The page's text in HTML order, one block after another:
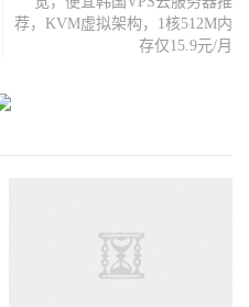
荐，KVM虚拟架构，1核512M内
存仅15.9元/月